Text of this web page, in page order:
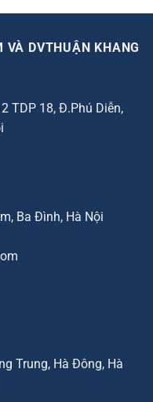
0
sao
DVTHUẬN KHANG
TDP 18, Đ.Phú Diễn,
Ba Đình, Hà Nội
Trung, Hà Đông, Hà